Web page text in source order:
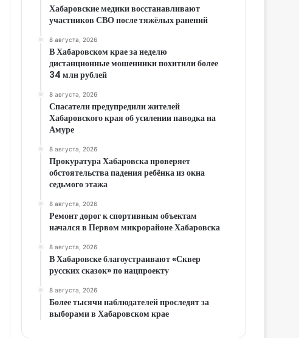
Хабаровские медики восстанавливают
участников СВО после тяжёлых ранений
8 августа, 2026
В Хабаровском крае за неделю
дистанционные мошенники похитили более
34 млн рублей
8 августа, 2026
Спасатели предупредили жителей
Хабаровского края об усилении паводка на
Амуре
8 августа, 2026
Прокуратура Хабаровска проверяет
обстоятельства падения ребёнка из окна
седьмого этажа
8 августа, 2026
Ремонт дорог к спортивным объектам
начался в Первом микрорайоне Хабаровска
8 августа, 2026
В Хабаровске благоустраивают «Сквер
русских сказок» по нацпроекту
8 августа, 2026
Более тысячи наблюдателей проследят за
выборами в Хабаровском крае